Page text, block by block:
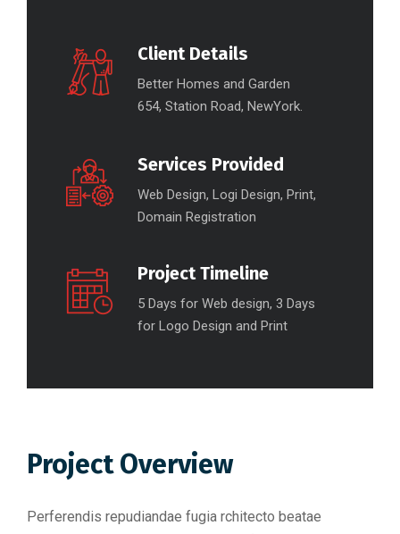
Client Details
Better Homes and Garden
654, Station Road, NewYork.
Services Provided
Web Design, Logi Design, Print,
Domain Registration
Project Timeline
5 Days for Web design, 3 Days
for Logo Design and Print
Project Overview
Perferendis repudiandae fugia rchitecto beatae